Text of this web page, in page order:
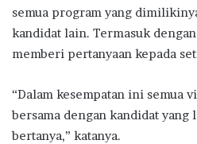
semua program yang
kandidat lain. Termasuk
memberi pertanyaan kepada
“Dalam kesempatan ini semua
bersama dengan kandidat yang
bertanya,” katanya.